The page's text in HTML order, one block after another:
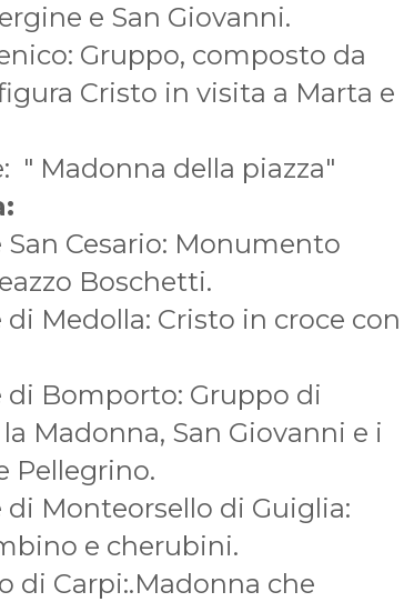
e San Giovanni.
Gruppo, composto da
Cristo in visita a Marta e
" Madonna della piazza"
Cesario: Monumento
Boschetti.
Medolla: Cristo in croce con
di Bomporto: Gruppo di
Madonna, San Giovanni e i
Pellegrino.
di Monteorsello di Guiglia:
e cherubini.
di Carpi:.Madonna che